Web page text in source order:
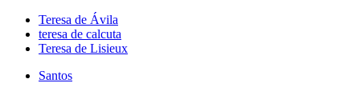
Teresa de Ávila
teresa de calcuta
Teresa de Lisieux
Santos